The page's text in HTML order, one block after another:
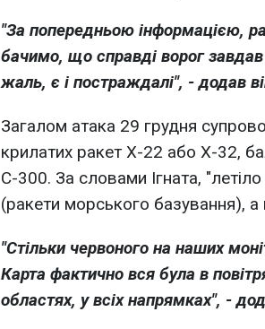
"За попередньою інформацією,
бачимо, що справді ворог
жаль, є і постраждалі", - додав
Загалом атака 29 грудня
крилатих ракет Х-22 або Х-32,
С-300. За словами Ігната,
(ракети морського базування),
"Стільки червоного на наших
Карта фактично вся була в
областях, у всіх напрямках", -